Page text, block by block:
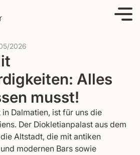
2026
Alles
musst!
Dalmatien, ist für uns die
Der Diokletianpalast aus dem
Altstadt, die mit antiken
modernen Bars sowie